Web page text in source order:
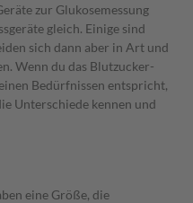
zur Glukosemessung
gleich. Einige sind
sich dann aber in Art und
Wenn du das Blutzucker-
Bedürfnissen entspricht,
Unterschiede kennen und
eine Größe, die